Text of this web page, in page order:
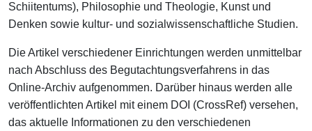
Schiitentums), Philosophie und Theologie, Kunst und
Denken sowie kultur- und sozialwissenschaftliche Studien.
Die Artikel verschiedener Einrichtungen werden unmittelbar
nach Abschluss des Begutachtungsverfahrens in das
Online-Archiv aufgenommen. Darüber hinaus werden alle
veröffentlichten Artikel mit einem DOI (CrossRef) versehen,
das aktuelle Informationen zu den verschiedenen